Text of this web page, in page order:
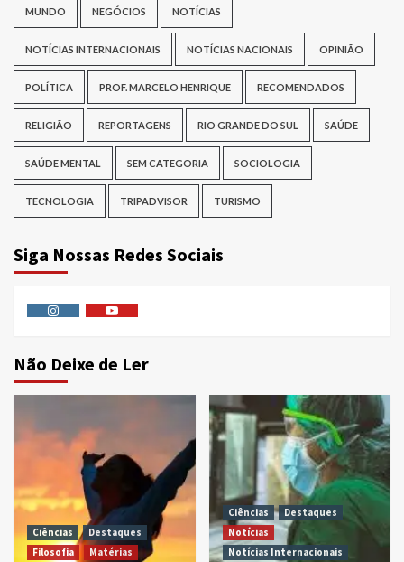
MUNDO NEGÓCIOS NOTÍCIAS
NOTÍCIAS INTERNACIONAIS NOTÍCIAS NACIONAIS OPINIÃO
POLÍTICA PROF. MARCELO HENRIQUE RECOMENDADOS
RELIGIÃO REPORTAGENS RIO GRANDE DO SUL SAÚDE
SAÚDE MENTAL SEM CATEGORIA SOCIOLOGIA
TECNOLOGIA TRIPADVISOR TURISMO
Siga Nossas Redes Sociais
Não Deixe de Ler
Ciências
Destaques
Filosofia
Matérias
Ciências
Destaques
Notícias
Notícias Internacionais